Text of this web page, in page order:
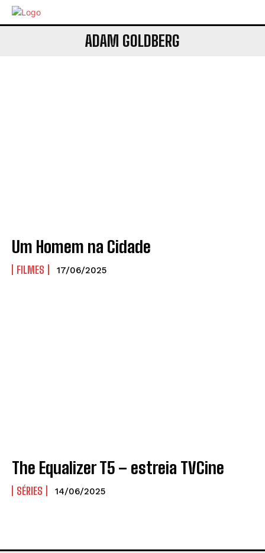
ADAM GOLDBERG
Um Homem na Cidade
FILMES 17/06/2025
The Equalizer T5 – estreia TVCine
SÉRIES 14/06/2025